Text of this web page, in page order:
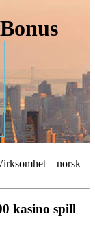
– norsk
kasino spill